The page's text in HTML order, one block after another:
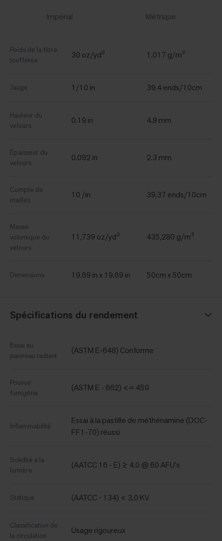
Impérial Métrique
Poids de la fibre
touffetée
30 oz/yd² 1,017 g/m²
Jauge 1/10 in 39.4 ends/10cm
Hauteur du
velours
0.19 in 4.8 mm
Épaisseur du
velours
0.092 in 2.3 mm
Compte de
mailles
10 /in 39.37 ends/10cm
Masse
volumique du
velours
11,739 oz/yd³ 435,280 g/m³
Dimensions 19.69 in x 19.69 in 50cm x 50cm
Spécifications du rendement
Essai au
panneau radiant
(ASTM E-648) Conforme
Pouvoir
fumigène
(ASTM E - 662) <= 450
Inflammabilité
Essai à la pastille de méthénamine (DOC-
FF1-70) réussi
Solidité à la
lumière
(AATCC 16 - E) ≥ 4.0 @ 60 AFU's
Statique (AATCC - 134) < 3,0 KV
Classification de
la circulation
Usage rigoureux